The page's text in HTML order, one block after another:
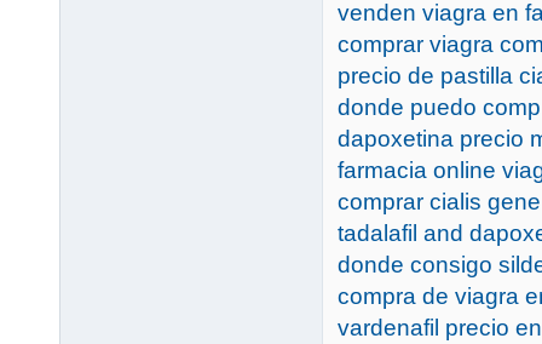
venden viagra en
comprar viagra
precio de pastilla
donde puedo
dapoxetina precio
farmacia online
comprar cialis
tadalafil and
donde consigo
compra de viagra
vardenafil precio